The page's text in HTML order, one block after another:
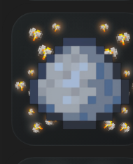
1.000.000 Коинов
899 ₽